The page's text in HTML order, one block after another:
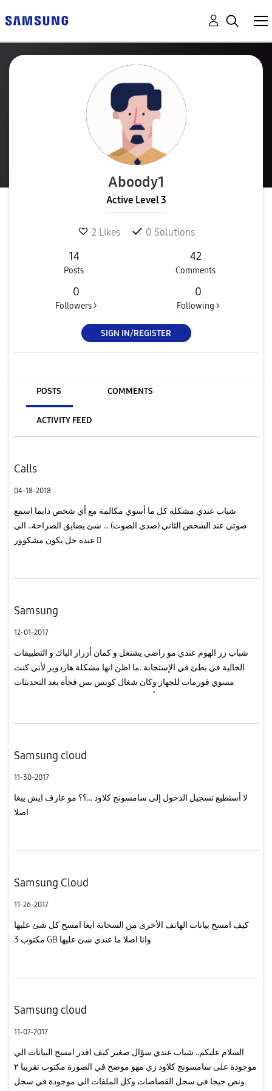
Aboody1
Active Level 3
2 Likes 0 Solutions
14
Posts
42
Comments
0
Followers >
0
Following >
SIGN IN/REGISTER
POSTS COMMENTS
ACTIVITY FEED
Calls
04-18-2018
شباب عندي مشكلة كل ما أسوي مكالمة مع أي شخص دايما اسمع
صوتي عند الشخص الثاني (صدى الصوت) ... شئ يضايق الصراحة.. الي
عنده حل يكون مشكوور 
Samsung
12-01-2017
شباب زر الهوم عندي مو راضي يشتغل و كمان أزرار الباك و التطبيقات
الحالية في بطئ في الإستجابة .ما اظن انها مشكلة هاردوير لأني كنت
مسوي فورمات للجهاز وكان شغال كويس بس فجأة بعد التحديثات
Samsung cloud
11-30-2017
لا أستطيع تسجيل الدخول إلى سامسونج كلاود ...؟؟ مو عارف ايش يبغا
اصلا
Samsung Cloud
11-26-2017
كيف امسح بيانات الهاتف الأخرى من السحابة ابغا امسح كل شئ عليها
مكتوب 3 GB وانا اصلا ما عندي شئ عليها
Samsung cloud
11-07-2017
السلام عليكم.. شباب عندي سؤال صغير كيف اقدر امسح البيانات الي
موجودة على سامسونج كلاود زي مهو موضح في الصورة مكتوب تقريبا ٢
ونص جيجا في سجل القصاصات وكل الملفات الي موجودة في سجل